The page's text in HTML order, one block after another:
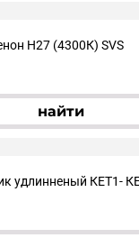
Н27 (4300К) SVS
найти
удлинненый КЕТ1-